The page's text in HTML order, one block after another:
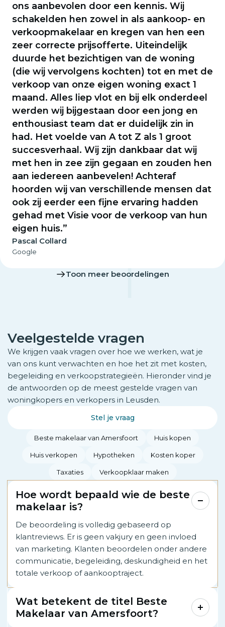
ons aanbevolen door een kennis. Wij
schakelden hen zowel in als aankoop- en
verkoopmakelaar en kregen van hen een
zeer correcte prijsofferte. Uiteindelijk
duurde het bezichtigen van de woning
(die wij vervolgens kochten) tot en met de
verkoop van onze eigen woning exact 1
maand. Alles liep vlot en bij elk onderdeel
werden wij bijgestaan door een jong en
enthousiast team dat er duidelijk zin in
had. Het voelde van A tot Z als 1 groot
succesverhaal. Wij zijn dankbaar dat wij
met hen in zee zijn gegaan en zouden hen
aan iedereen aanbevelen! Achteraf
hoorden wij van verschillende mensen dat
ook zij eerder een fijne ervaring hadden
gehad met Visie voor de verkoop van hun
eigen huis.”
Pascal Collard
Google
Toon meer beoordelingen
Veelgestelde vragen
We krijgen vaak vragen over hoe we werken, wat je
van ons kunt verwachten en hoe het zit met kosten,
begeleiding en verkoopstrategieën. Hieronder vind je
de antwoorden op de meest gestelde vragen van
woningkopers en verkopers in Leusden.
Stel je vraag
Beste makelaar van Amersfoort Huis kopen
Huis verkopen Hypotheken Kosten koper
Taxaties Verkoopklaar maken
Hoe wordt bepaald wie de beste
makelaar is?
De beoordeling is volledig gebaseerd op
klantreviews. Er is geen vakjury en geen invloed
van marketing. Klanten beoordelen onder andere
communicatie, begeleiding, deskundigheid en het
totale verkoop of aankooptraject.
Wat betekent de titel Beste
Makelaar van Amersfoort?